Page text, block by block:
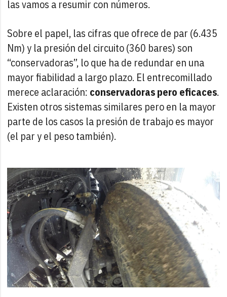
las vamos a resumir con números.
Sobre el papel, las cifras que ofrece de par (6.435
Nm) y la presión del circuito (360 bares) son
“conservadoras”, lo que ha de redundar en una
mayor fiabilidad a largo plazo. El entrecomillado
merece aclaración: conservadoras pero eficaces.
Existen otros sistemas similares pero en la mayor
parte de los casos la presión de trabajo es mayor
(el par y el peso también).